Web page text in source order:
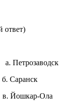
ответ)
Ола